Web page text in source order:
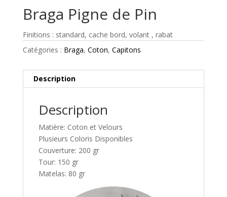
Braga Pigne de Pin
Finitions : standard, cache bord, volant , rabat
Catégories : Braga, Coton, Capitons
Description
Description
Matière: Coton et Velours
Plusieurs Coloris Disponibles
Couverture: 200 gr
Tour: 150 gr
Matelas: 80 gr